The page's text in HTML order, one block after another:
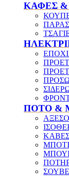
ΚΑΦΕΣ &
ΠΟΤΟ &